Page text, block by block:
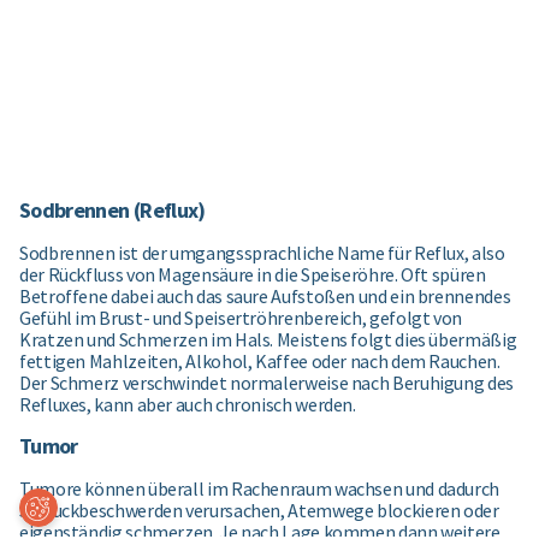
Sodbrennen (Reflux)
Sodbrennen ist der umgangssprachliche Name für Reflux, also
der Rückfluss von Magensäure in die Speiseröhre. Oft spüren
Betroffene dabei auch das saure Aufstoßen und ein brennendes
Gefühl im Brust- und Speisertröhrenbereich, gefolgt von
Kratzen und Schmerzen im Hals. Meistens folgt dies übermäßig
fettigen Mahlzeiten, Alkohol, Kaffee oder nach dem Rauchen.
Der Schmerz verschwindet normalerweise nach Beruhigung des
Refluxes, kann aber auch chronisch werden.
Tumor
Tumore können überall im Rachenraum wachsen und dadurch
Schluckbeschwerden verursachen, Atemwege blockieren oder
eigenständig schmerzen. Je nach Lage kommen dann weitere
Coo
kie-
Ein